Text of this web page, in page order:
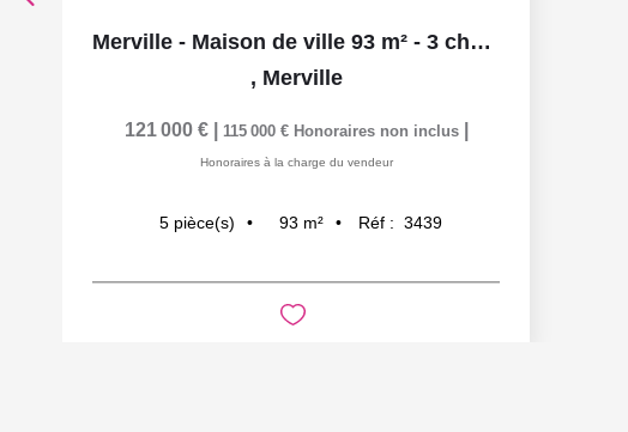
Merville - Maison de ville 93 m² - 3 chambres - bureau -...
, Merville
121 000 € 115 000 € Honoraires non inclus
Honoraires à la charge du vendeur
5 pièce(s) 93 m² Réf : 3439